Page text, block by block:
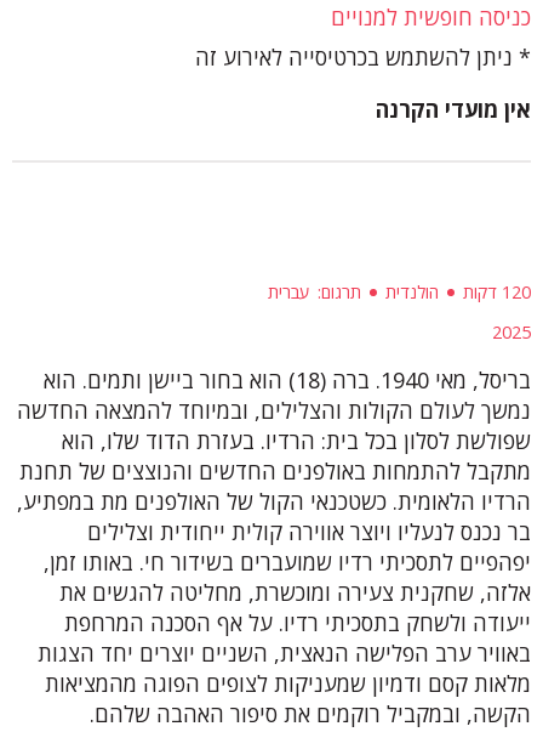
כניסה חופשית למנויים
ניתן להשתמש בכרטיסייה לאירוע זה
אין מועדי הקרנה
120 דקות הולנדית תרגום עברית
2025
בריסל, מאי 1940. ברה (18) הוא בחור ביישן ותמים. הוא
נמשך לעולם הקולות והצלילים, ובמיוחד להמצאה החדשה
שפולשת לסלון בכל בית: הרדיו. בעזרת הדוד שלו, הוא
מתקבל להתמחות באולפנים החדשים והנוצצים של תחנת
הרדיו הלאומית. כשטכנאי הקול של האולפנים מת במפתיע,
בר נכנס לנעליו ויוצר אווירה קולית ייחודית וצלילים
יפהפיים לתסכיתי רדיו שמועברים בשידור חי. באותו זמן,
אלזה, שחקנית צעירה ומוכשרת, מחליטה להגשים את
ייעודה ולשחק בתסכיתי רדיו. על אף הסכנה המרחפת
באוויר ערב הפלישה הנאצית, השניים יוצרים יחד הצגות
מלאות קסם ודמיון שמעניקות לצופים הפוגה מהמציאות
הקשה, ובמקביל רוקמים את סיפור האהבה שלהם.